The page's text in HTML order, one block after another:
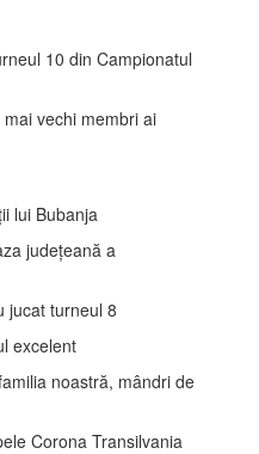
10 din Campionatul
vechi membri ai
lui Bubanja
județeană a
jucat turneul 8
excelent
noastră, mândri de
Corona Transilvania